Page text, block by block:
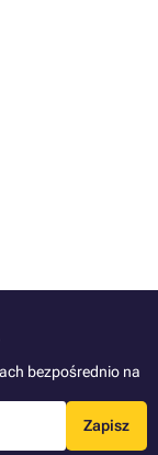
bezpośrednio na
Zapisz